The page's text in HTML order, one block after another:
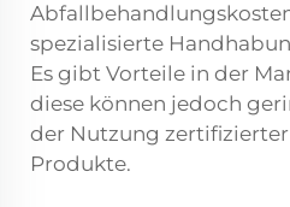
spezialisierte
Es gibt Vorteile in der
diese können jedoch
der Nutzung
Produkte.